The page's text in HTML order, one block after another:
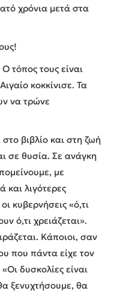
χρόνια μετά στα
τόπος τους είναι
κοκκίνισε. Τα
να τρώνε
βιβλίο και στη ζωή
σε θυσία. Σε ανάγκη
με
και λιγότερες
κυβερνήσεις «ό,τι
ό,τι χρειάζεται».
Κάποιοι, σαν
που πάντα είχε τον
δυσκολίες είναι
ξενυχτήσουμε, θα